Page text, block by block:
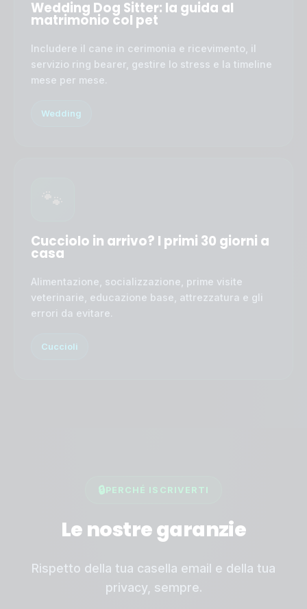
Wedding Dog Sitter: la guida al
matrimonio col pet
Includere il cane in cerimonia e ricevimento, il
servizio ring bearer, gestire lo stress e la timeline
mese per mese.
Wedding
Cucciolo in arrivo? I primi 30 giorni a
casa
Alimentazione, socializzazione, prime visite
veterinarie, educazione base, attrezzatura e gli
errori da evitare.
Cuccioli
🔒PERCHÉ ISCRIVERTI
Le nostre garanzie
Rispetto della tua casella email e della tua
privacy, sempre.